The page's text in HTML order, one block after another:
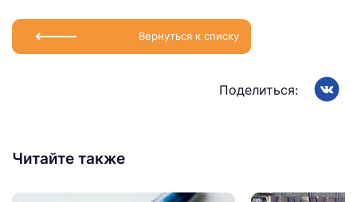
Вернуться к списку
Поделиться:
Читайте также